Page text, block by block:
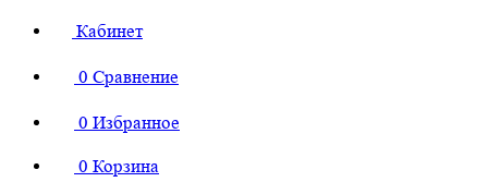
Кабинет
0 Сравнение
0 Избранное
0 Корзина